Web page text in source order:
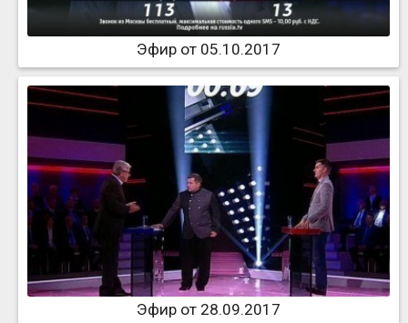
Эфир от 05.10.2017
Эфир от 28.09.2017